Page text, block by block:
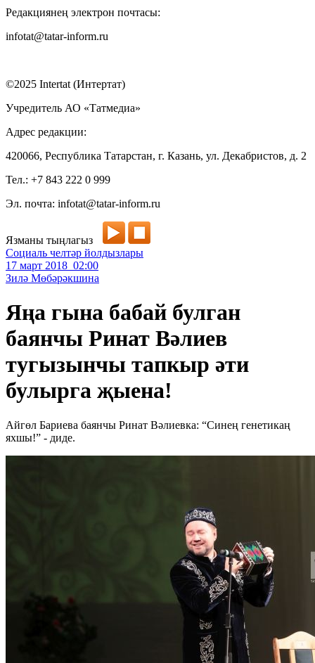
Редакциянең электрон почтасы:
infotat@tatar-inform.ru
©2025 Intertat (Интертат)
Учредитель АО «Татмедиа»
Адрес редакции:
420066, Республика Татарстан, г. Казань, ул. Декабристов, д. 2
Тел.: +7 843 222 0 999
Эл. почта: infotat@tatar-inform.ru
Язманы тыңлагыз
Социаль челтәр йолдызлары
17 март 2018 02:00
Зилә Мөбәрәкшина
Яңа гына бабай булган
баянчы Ринат Вәлиев
тугызынчы тапкыр әти
булырга җыена!
Айгөл Бариева баянчы Ринат Вәлиевка: “Синең генетикаң
яхшы!” - диде.